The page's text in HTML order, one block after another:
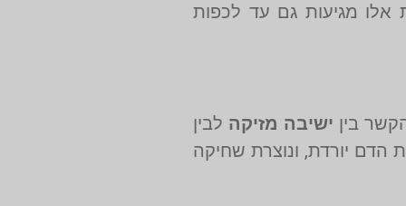
מגיעות גם עד לכפות
בין ישיבה מזיקה לבין
הדם יורדת, ונוצרת שחיקה